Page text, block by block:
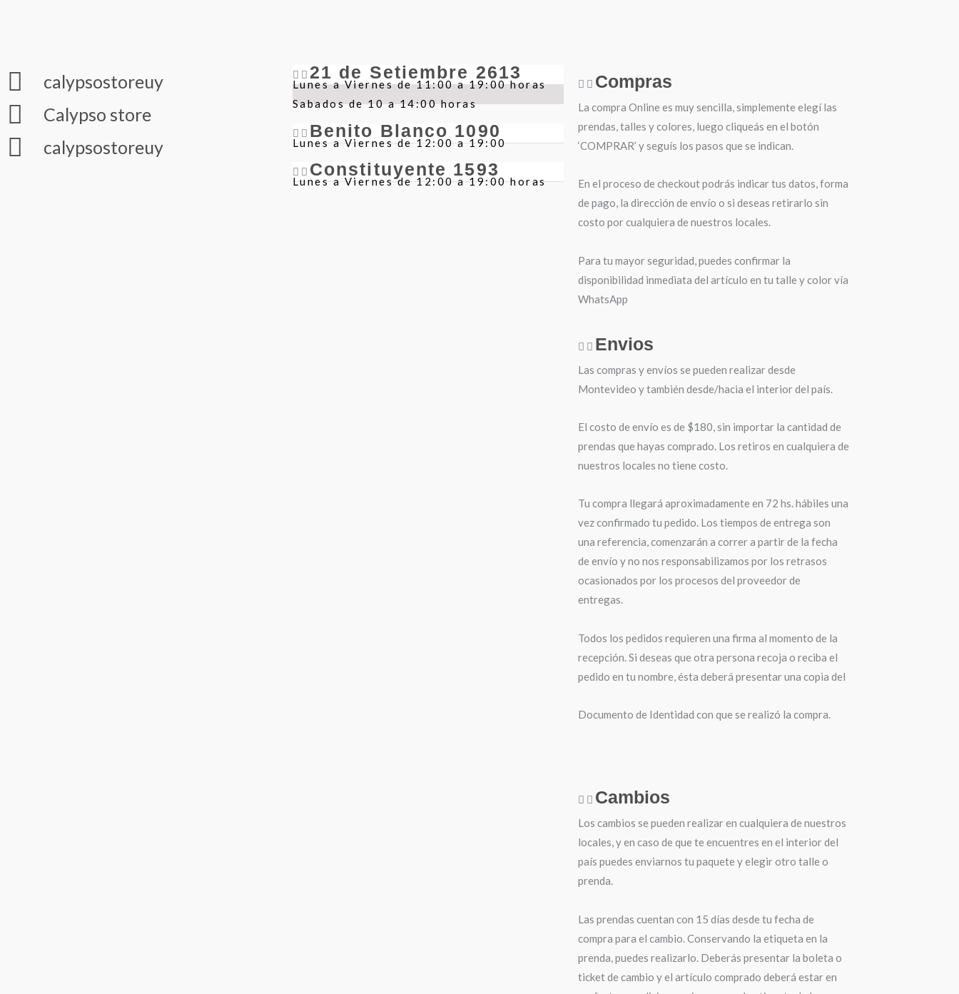
calypsostoreuy
Calypso store
calypsostoreuy
21 de Setiembre 2613
Lunes a Viernes de 11:00 a 19:00 horas
Sabados de 10 a 14:00 horas
Benito Blanco 1090
Lunes a Viernes de 12:00 a 19:00
Constituyente 1593
Lunes a Viernes de 12:00 a 19:00 horas
Compras
La compra Online es muy sencilla, simplemente elegí las
prendas, talles y colores, luego cliqueás en el botón
‘COMPRAR’ y seguís los pasos que se indican.
En el proceso de checkout podrás indicar tus datos, forma
de pago, la dirección de envío o si deseas retirarlo sin
costo por cualquiera de nuestros locales.
Para tu mayor seguridad, puedes confirmar la
disponibilidad inmediata del artículo en tu talle y color vía
WhatsApp
Envios
Las compras y envíos se pueden realizar desde
Montevideo y también desde/hacia el interior del país.
El costo de envío es de $180, sin importar la cantidad de
prendas que hayas comprado. Los retiros en cualquiera de
nuestros locales no tiene costo.
Tu compra llegará aproximadamente en 72 hs. hábiles una
vez confirmado tu pedido. Los tiempos de entrega son
una referencia, comenzarán a correr a partir de la fecha
de envío y no nos responsabilizamos por los retrasos
ocasionados por los procesos del proveedor de
entregas.
Todos los pedidos requieren una firma al momento de la
recepción. Si deseas que otra persona recoja o reciba el
pedido en tu nombre, ésta deberá presentar una copia del
Documento de Identidad con que se realizó la compra.
Cambios
Los cambios se pueden realizar en cualquiera de nuestros
locales, y en caso de que te encuentres en el interior del
país puedes enviarnos tu paquete y elegir otro talle o
prenda.
Las prendas cuentan con 15 días desde tu fecha de
compra para el cambio. Conservando la etiqueta en la
prenda, puedes realizarlo. Deberás presentar la boleta o
ticket de cambio y el artículo comprado deberá estar en